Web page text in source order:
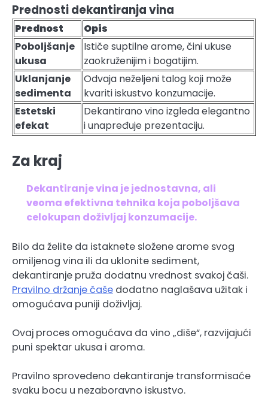
Prednosti dekantiranja vina
Prednost
Opis
Poboljšanje
ukusa
Ističe suptilne arome, čini ukuse
zaokruženijim i bogatijim.
Uklanjanje
sedimenta
Odvaja neželjeni talog koji može
kvariti iskustvo konzumacije.
Estetski
efekat
Dekantirano vino izgleda elegantno
i unapređuje prezentaciju.
Za kraj
Dekantiranje vina je jednostavna, ali
veoma efektivna tehnika koja poboljšava
celokupan doživljaj konzumacije.
Bilo da želite da istaknete složene arome svog
omiljenog vina ili da uklonite sediment,
dekantiranje pruža dodatnu vrednost svakoj čaši.
Pravilno držanje čaše dodatno naglašava užitak i
omogućava puniji doživljaj.
Ovaj proces omogućava da vino „diše“, razvijajući
puni spektar ukusa i aroma.
Pravilno sprovedeno dekantiranje transformisaće
svaku bocu u nezaboravno iskustvo.